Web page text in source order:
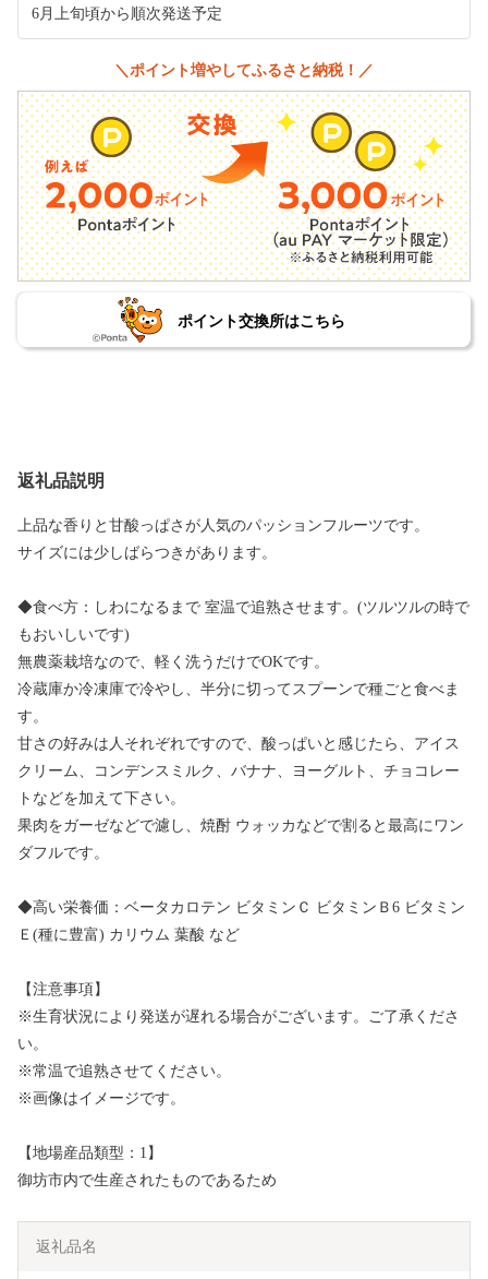
6月上旬頃から順次発送予定
＼ポイント増やしてふるさと納税！／
ポイント交換所はこちら
返礼品説明
上品な香りと甘酸っぱさが人気のパッションフルーツです。
サイズには少しばらつきがあります。
◆食べ方：しわになるまで 室温で追熟させます。(ツルツルの時で
もおいしいです)
無農薬栽培なので、軽く洗うだけでOKです。
冷蔵庫か冷凍庫で冷やし、半分に切ってスプーンで種ごと食べま
す。
甘さの好みは人それぞれですので、酸っぱいと感じたら、アイス
クリーム、コンデンスミルク、バナナ、ヨーグルト、チョコレー
トなどを加えて下さい。
果肉をガーゼなどで濾し、焼酎 ウォッカなどで割ると最高にワン
ダフルです。
◆高い栄養価：ベータカロテン ビタミンＣ ビタミンＢ6 ビタミン
Ｅ(種に豊富) カリウム 葉酸 など
【注意事項】
※生育状況により発送が遅れる場合がございます。ご了承くださ
い。
※常温で追熟させてください。
※画像はイメージです。
【地場産品類型：1】
御坊市内で生産されたものであるため
返礼品名